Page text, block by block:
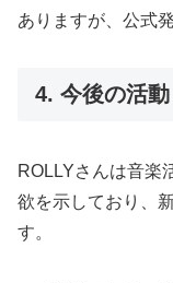
ありますが、公式
4. 今後の活
ROLLYさんは音楽
欲を示しており、
す。